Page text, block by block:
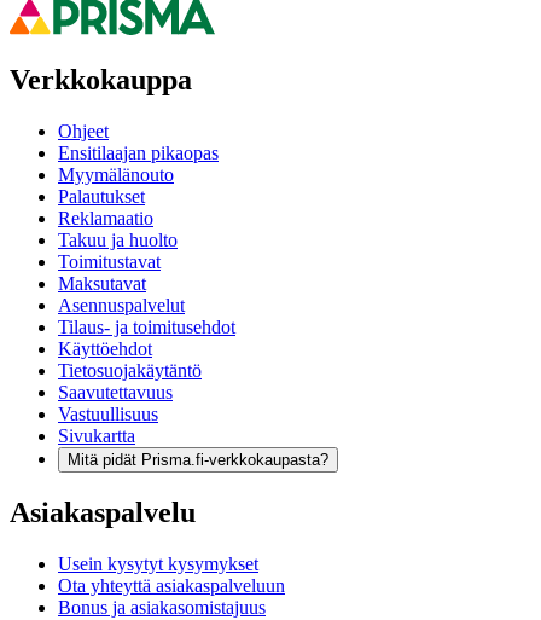
Verkkokauppa
Ohjeet
Ensitilaajan pikaopas
Myymälänouto
Palautukset
Reklamaatio
Takuu ja huolto
Toimitustavat
Maksutavat
Asennuspalvelut
Tilaus- ja toimitusehdot
Käyttöehdot
Tietosuojakäytäntö
Saavutettavuus
Vastuullisuus
Sivukartta
Mitä pidät Prisma.fi-verkkokaupasta?
Asiakaspalvelu
Usein kysytyt kysymykset
Ota yhteyttä asiakaspalveluun
Bonus ja asiakasomistajuus